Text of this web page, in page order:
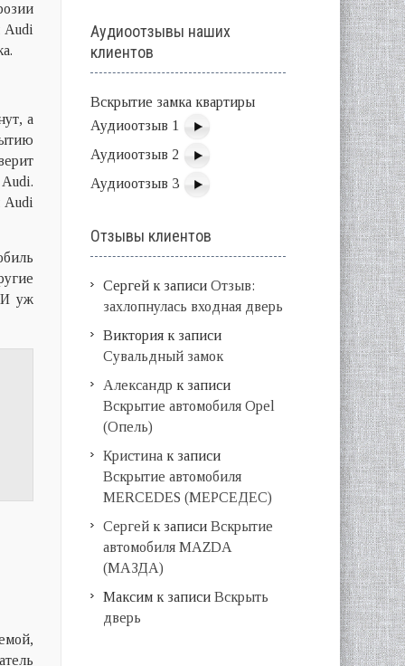
Audi
а
Audi
И уж
Аудиоотзывы наших
клиентов
Вскрытие замка квартиры
Аудиоотзыв 1
Аудиоотзыв 2
Аудиоотзыв 3
Отзывы клиентов
Сергейк записи Отзыв:
захлопнулась входная дверь
Викторияк записи
Сувальдный замок
Александр к записи
Вскрытие автомобиля Opel
(Опель)
Кристина к записи
Вскрытие автомобиля
MERCEDES (МЕРСЕДЕС)
Сергейк записи Вскрытие
автомобиля MAZDA
(МАЗДА)
Максимк записи Вскрыть
дверь